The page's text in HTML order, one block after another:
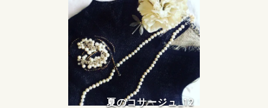
夏のコサージュ_12